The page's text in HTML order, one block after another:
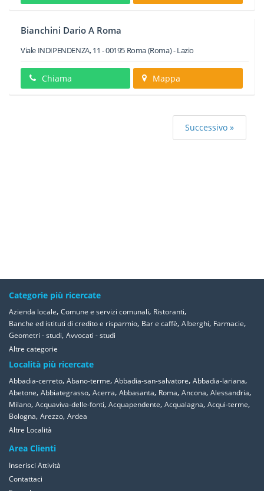
Bianchini Dario A Roma
Viale INDIPENDENZA, 11 -00195 Roma(Roma) -Lazio
Chiama Mappa
Successivo »
Categorie più ricercate
Azienda locale, Comune e servizi comunali, Ristoranti,
Banche ed istituti di credito e risparmio, Bar e caffè, Alberghi, Farmacie,
Geometri - studi, Avvocati - studi
Altre categorie
Località più ricercate
Abbadia-cerreto, Abano-terme, Abbadia-san-salvatore, Abbadia-lariana,
Abetone, Abbiategrasso, Acerra, Abbasanta, Roma, Ancona, Alessandria,
Milano, Acquaviva-delle-fonti, Acquapendente, Acqualagna, Acqui-terme,
Bologna, Arezzo, Ardea
Altre Località
Area Clienti
Inserisci Attività
Contattaci